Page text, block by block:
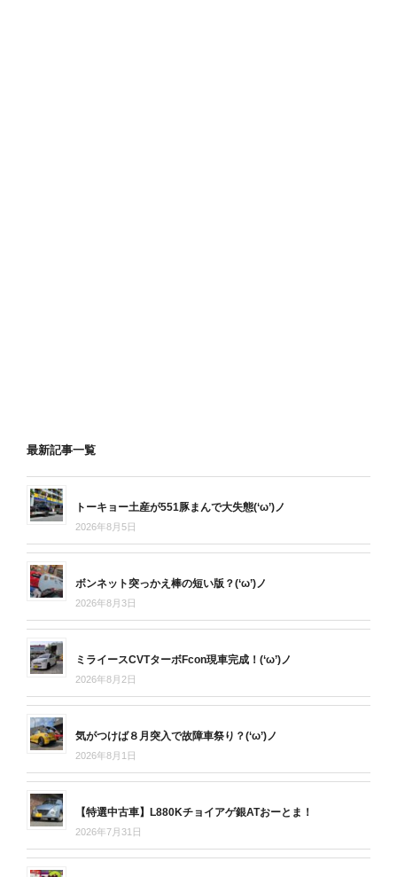
最新記事一覧
トーキョー土産が551豚まんで大失態(‘ω’)ノ
2026年8月5日
ボンネット突っかえ棒の短い版？(‘ω’)ノ
2026年8月3日
ミライースCVTターボFcon現車完成！(‘ω’)ノ
2026年8月2日
気がつけば８月突入で故障車祭り？(‘ω’)ノ
2026年8月1日
【特選中古車】L880Kチョイアゲ銀ATおーとま！
2026年7月31日